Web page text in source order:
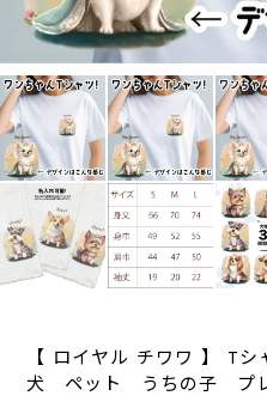
【 ロイヤル チワワ 】
犬 ペット うちの子 プ